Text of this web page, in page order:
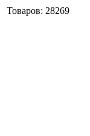
Товаров: 28269